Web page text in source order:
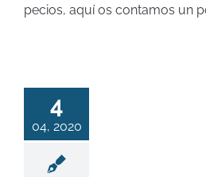
pecios, aquí os contamos un
4
04, 2020